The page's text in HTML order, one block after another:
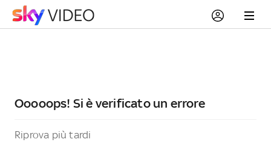
Ooooops! Si è verificato un errore
Riprova più tardi